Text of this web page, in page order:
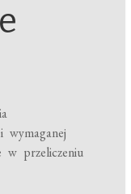
wymaganej
w przeliczeniu